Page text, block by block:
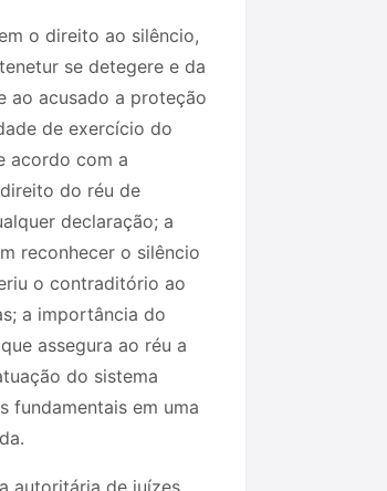
o direito ao silêncio,
se detegere e da
ao acusado a proteção
de exercício do
acordo com a
do réu de
declaração; a
reconhecer o silêncio
o contraditório ao
a importância do
assegura ao réu a
do sistema
fundamentais em uma